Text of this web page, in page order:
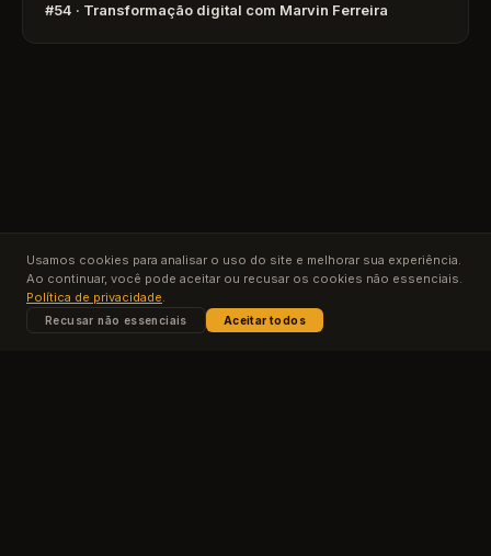
Usamos cookies para analisar o uso do site e melhorar sua experiência.
Ao continuar, você pode aceitar ou recusar os cookies não essenciais.
Política de privacidade.
Recusar não essenciais Aceitar todos
#54 · Transformação digital com Marvin Ferreira